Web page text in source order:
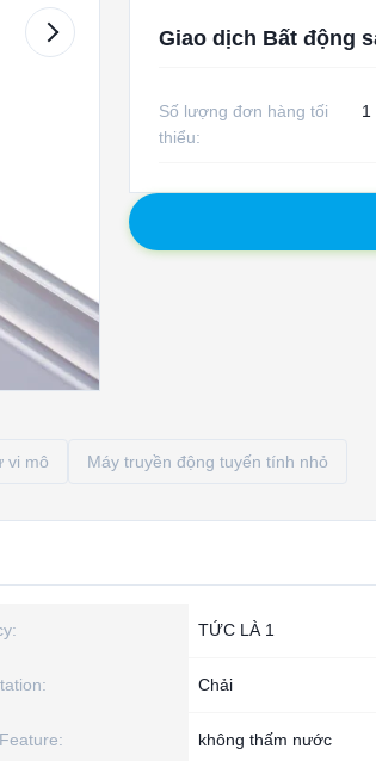
Giao dịch Bất động
Số lượng đơn hàng tối
thiểu:
1
vi mô Máy truyền động tuyến tính nhỏ
TỨC LÀ 1
Chải
không thấm nước